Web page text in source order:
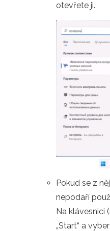
otevřete ji.
Pokud se z
nepodaří
Na klávesnici
„Start“ a